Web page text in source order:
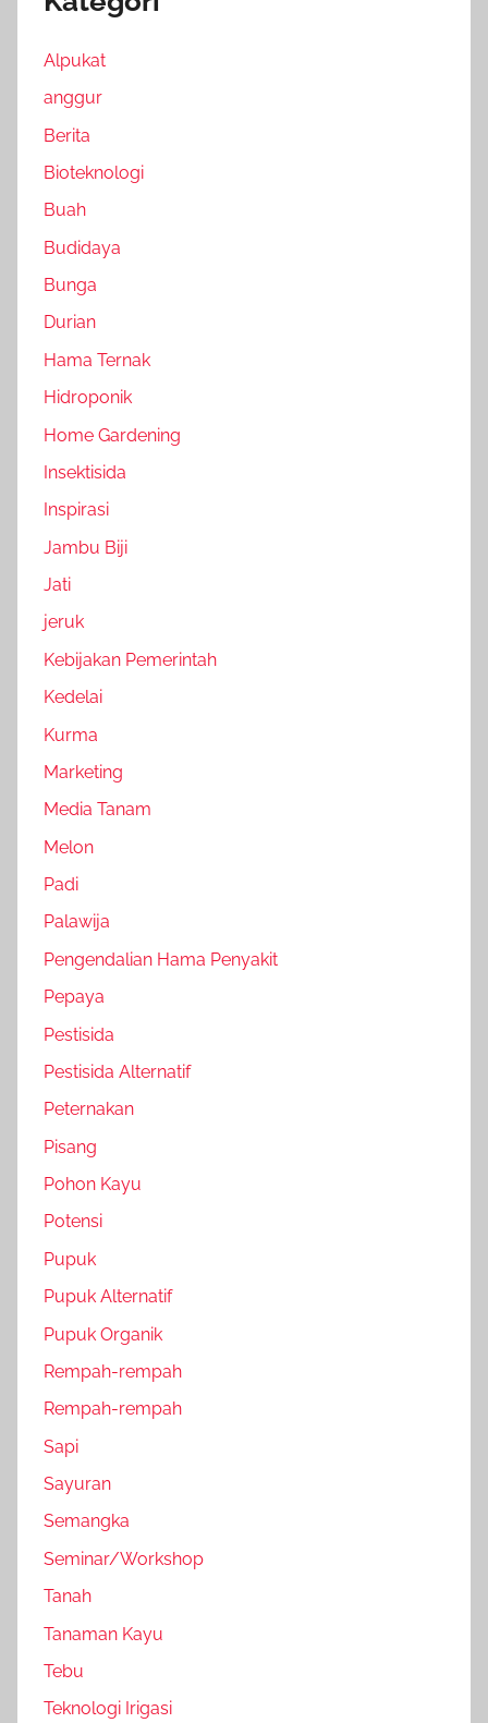
Alpukat
anggur
Berita
Bioteknologi
Buah
Budidaya
Bunga
Durian
Hama Ternak
Hidroponik
Home Gardening
Insektisida
Inspirasi
Jambu Biji
Jati
jeruk
Kebijakan Pemerintah
Kedelai
Kurma
Marketing
Media Tanam
Melon
Padi
Palawija
Pengendalian Hama Penyakit
Pepaya
Pestisida
Pestisida Alternatif
Peternakan
Pisang
Pohon Kayu
Potensi
Pupuk
Pupuk Alternatif
Pupuk Organik
Rempah-rempah
Rempah-rempah
Sapi
Sayuran
Semangka
Seminar/Workshop
Tanah
Tanaman Kayu
Tebu
Teknologi Irigasi